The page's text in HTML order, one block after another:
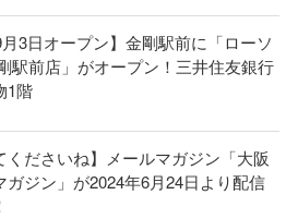
月3日オープン】金剛駅前に「ローソ
駅前店」がオープン！三井住友銀行
1階
くださいね】メールマガジン「大阪
ガジン」が2024年6月24日より配信